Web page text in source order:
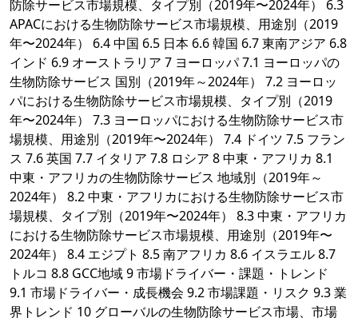
防除サービス市場規模、タイプ別（2019年〜2024年） 6.3
APACにおける生物防除サービス市場規模、用途別（2019
年〜2024年） 6.4 中国 6.5 日本 6.6 韓国 6.7 東南アジア 6.8
インド 6.9 オーストラリア 7 ヨーロッパ 7.1 ヨーロッパの
生物防除サービス 国別（2019年～2024年） 7.2 ヨーロッ
パにおける生物防除サービス市場規模、タイプ別（2019
年〜2024年） 7.3 ヨーロッパにおける生物防除サービス市
場規模、用途別（2019年〜2024年） 7.4 ドイツ 7.5 フラン
ス 7.6 英国 7.7 イタリア 7.8 ロシア 8 中東・アフリカ 8.1
中東・アフリカの生物防除サービス 地域別（2019年～
2024年） 8.2 中東・アフリカにおける生物防除サービス市
場規模、タイプ別（2019年〜2024年） 8.3 中東・アフリカ
における生物防除サービス市場規模、用途別（2019年〜
2024年） 8.4 エジプト 8.5 南アフリカ 8.6 イスラエル 8.7
トルコ 8.8 GCC地域 9 市場ドライバー・課題・トレンド
9.1 市場ドライバー・成長機会 9.2 市場課題・リスク 9.3 業
界トレンド 10 グローバルの生物防除サービス市場、市場